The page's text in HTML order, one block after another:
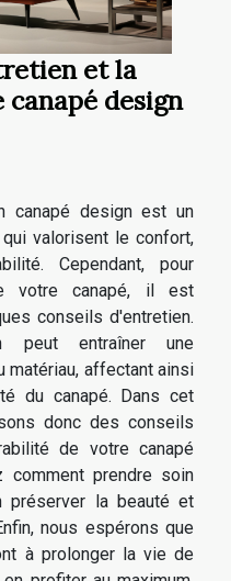
et la
design
canapé design est un
valorisent le confort,
Cependant, pour
votre canapé, il est
conseils d'entretien.
peut entraîner une
matériau, affectant ainsi
du canapé. Dans cet
donc des conseils
de votre canapé
comment prendre soin
préserver la beauté et
nous espérons que
à prolonger la vie de